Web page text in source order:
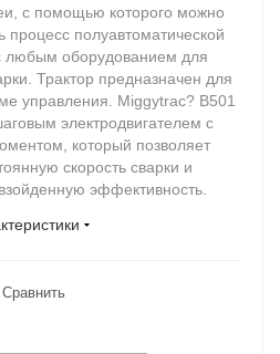
с помощью которого можно
процесс полуавтоматической
любым оборудованием для
Трактор предназначен для
управления. Miggytrac? B501
электродвигателем с
который позволяет
скорость сварки и
эффективность.
Сравнить